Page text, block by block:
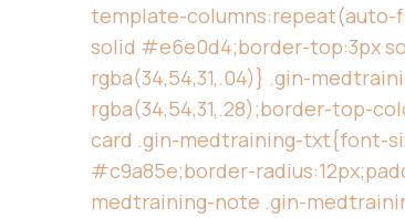
template-columns:repeat(auto-
solid #e6e0d4;border-top:3px
rgba(34,54,31,.04)} .gin-
rgba(34,54,31,.28);border-top-
card .gin-medtraining-txt{font-
#c9a85e;border-
medtraining-note .gin-